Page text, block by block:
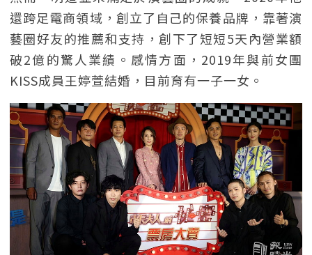
還跨足電商領域，創立了自己的保養品牌，靠著演
藝圈好友的推薦和支持，創下了短短5天內營業額
破2億的驚人業績。感情方面，2019年與前女團
KISS成員王婷萱結婚，目前育有一子一女。